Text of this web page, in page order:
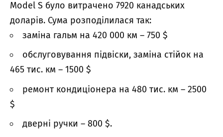
Model S було витрачено 7920 канадських
доларів. Сума розподілилася так:
заміна гальм на 420 000 км – 750 $
обслуговування підвіски, заміна стійок на
465 тис. км – 1500 $
ремонт кондиціонера на 480 тис. км – 2500
$
дверні ручки – 800 $.